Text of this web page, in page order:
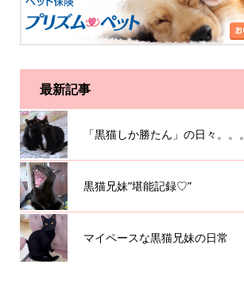
最新記事
「黒猫しか勝たん」の日々。。。
黒猫兄妹”堪能記録♡”
マイペースな黒猫兄妹の日常